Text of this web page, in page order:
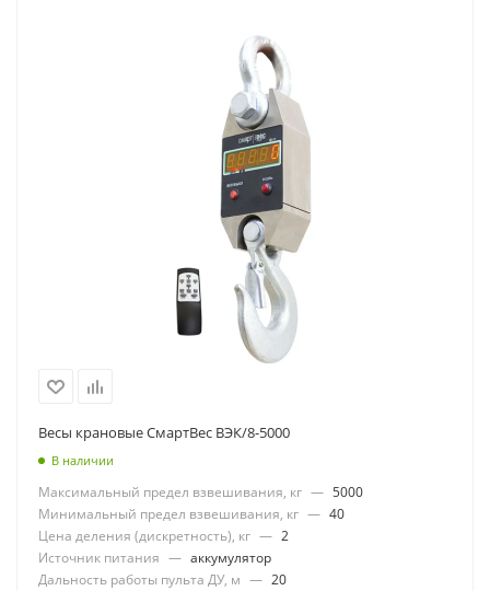
Весы крановые СмартВес ВЭК/8-5000
В наличии
Максимальный предел взвешивания, кг — 5000
Минимальный предел взвешивания, кг — 40
Цена деления (дискретность), кг — 2
Источник питания — аккумулятор
Дальность работы пульта ДУ, м — 20